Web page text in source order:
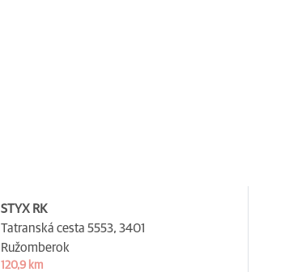
STYX RK
Tatranská cesta 5553, 3401
Ružomberok
120,9 km